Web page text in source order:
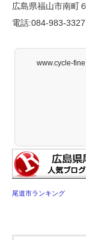
広島県福山市南町
電話:084-983-3327
www.cycle-
尾道市ランキング